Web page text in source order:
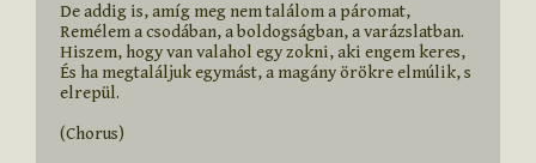
De addig is, amíg meg nem találom a páromat,
Remélem a csodában, a boldogságban, a varázslatban.
Hiszem, hogy van valahol egy zokni, aki engem keres,
És ha megtaláljuk egymást, a magány örökre elmúlik, s
elrepül.
(Chorus)